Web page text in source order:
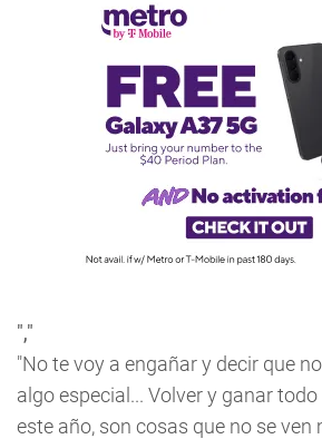
","
"No te voy a engañar y decir que
algo especial... Volver y ganar
este año, son cosas que no se ven